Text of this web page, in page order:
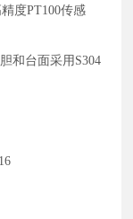
度PT100传感
和台面采用S304